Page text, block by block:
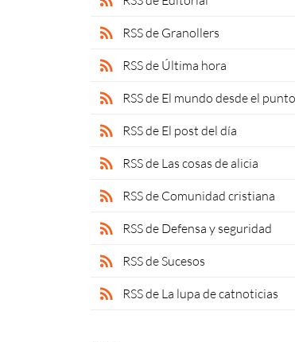
rss_feed RSS de Granollers
rss_feed RSS de Última hora
rss_feed RSS de El mundo desde el
rss_feed RSS de El post del día
rss_feed RSS de Las cosas de alicia
rss_feed RSS de Comunidad cristiana
rss_feed RSS de Defensa y seguridad
rss_feed RSS de Sucesos
rss_feed RSS de La lupa de catnoticias